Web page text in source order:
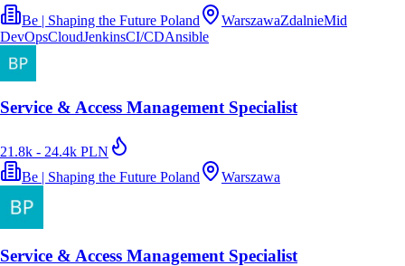
Be | Shaping the Future Poland WarszawaZdalnieMid
DevOpsCloudJenkinsCI/CDAnsible
Service & Access Management Specialist
21.8k - 24.4k PLN
Be | Shaping the Future Poland
Warszawa
Service & Access Management Specialist